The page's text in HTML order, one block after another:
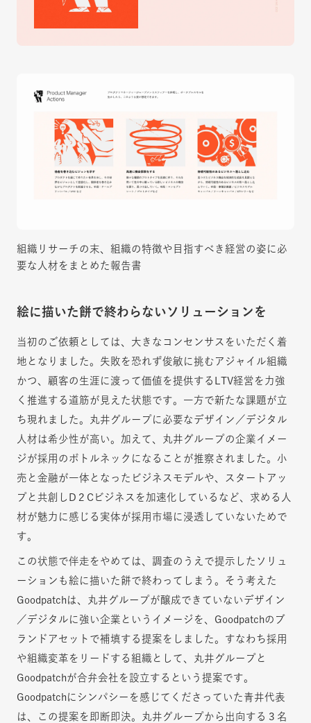
組織リサーチの末、組織の特徴や目指すべき経営の姿に必
要な人材をまとめた報告書
絵に描いた餅で終わらないソリューションを
当初のご依頼としては、大きなコンセンサスをいただく着
地となりました。失敗を恐れず俊敏に挑むアジャイル組織
かつ、顧客の生涯に渡って価値を提供するLTV経営を力強
く推進する道筋が見えた状態です。一方で新たな課題が立
ち現れました。丸井グループに必要なデザイン／デジタル
人材は希少性が高い。加えて、丸井グループの企業イメー
ジが採用のボトルネックになることが推察されました。小
売と金融が一体となったビジネスモデルや、スタートアッ
プと共創しD２Cビジネスを加速化しているなど、求める人
材が魅力に感じる実体が採用市場に浸透していないためで
す。
この状態で伴走をやめては、調査のうえで提示したソリュ
ーションも絵に描いた餅で終わってしまう。そう考えた
Goodpatchは、丸井グループが醸成できていないデザイン
／デジタルに強い企業というイメージを、Goodpatchのブ
ランドアセットで補填する提案をしました。すなわち採用
や組織変革をリードする組織として、丸井グループと
Goodpatchが合弁会社を設立するという提案です。
Goodpatchにシンパシーを感じてくださっていた青井代表
は、この提案を即断即決。丸井グループから出向する３名